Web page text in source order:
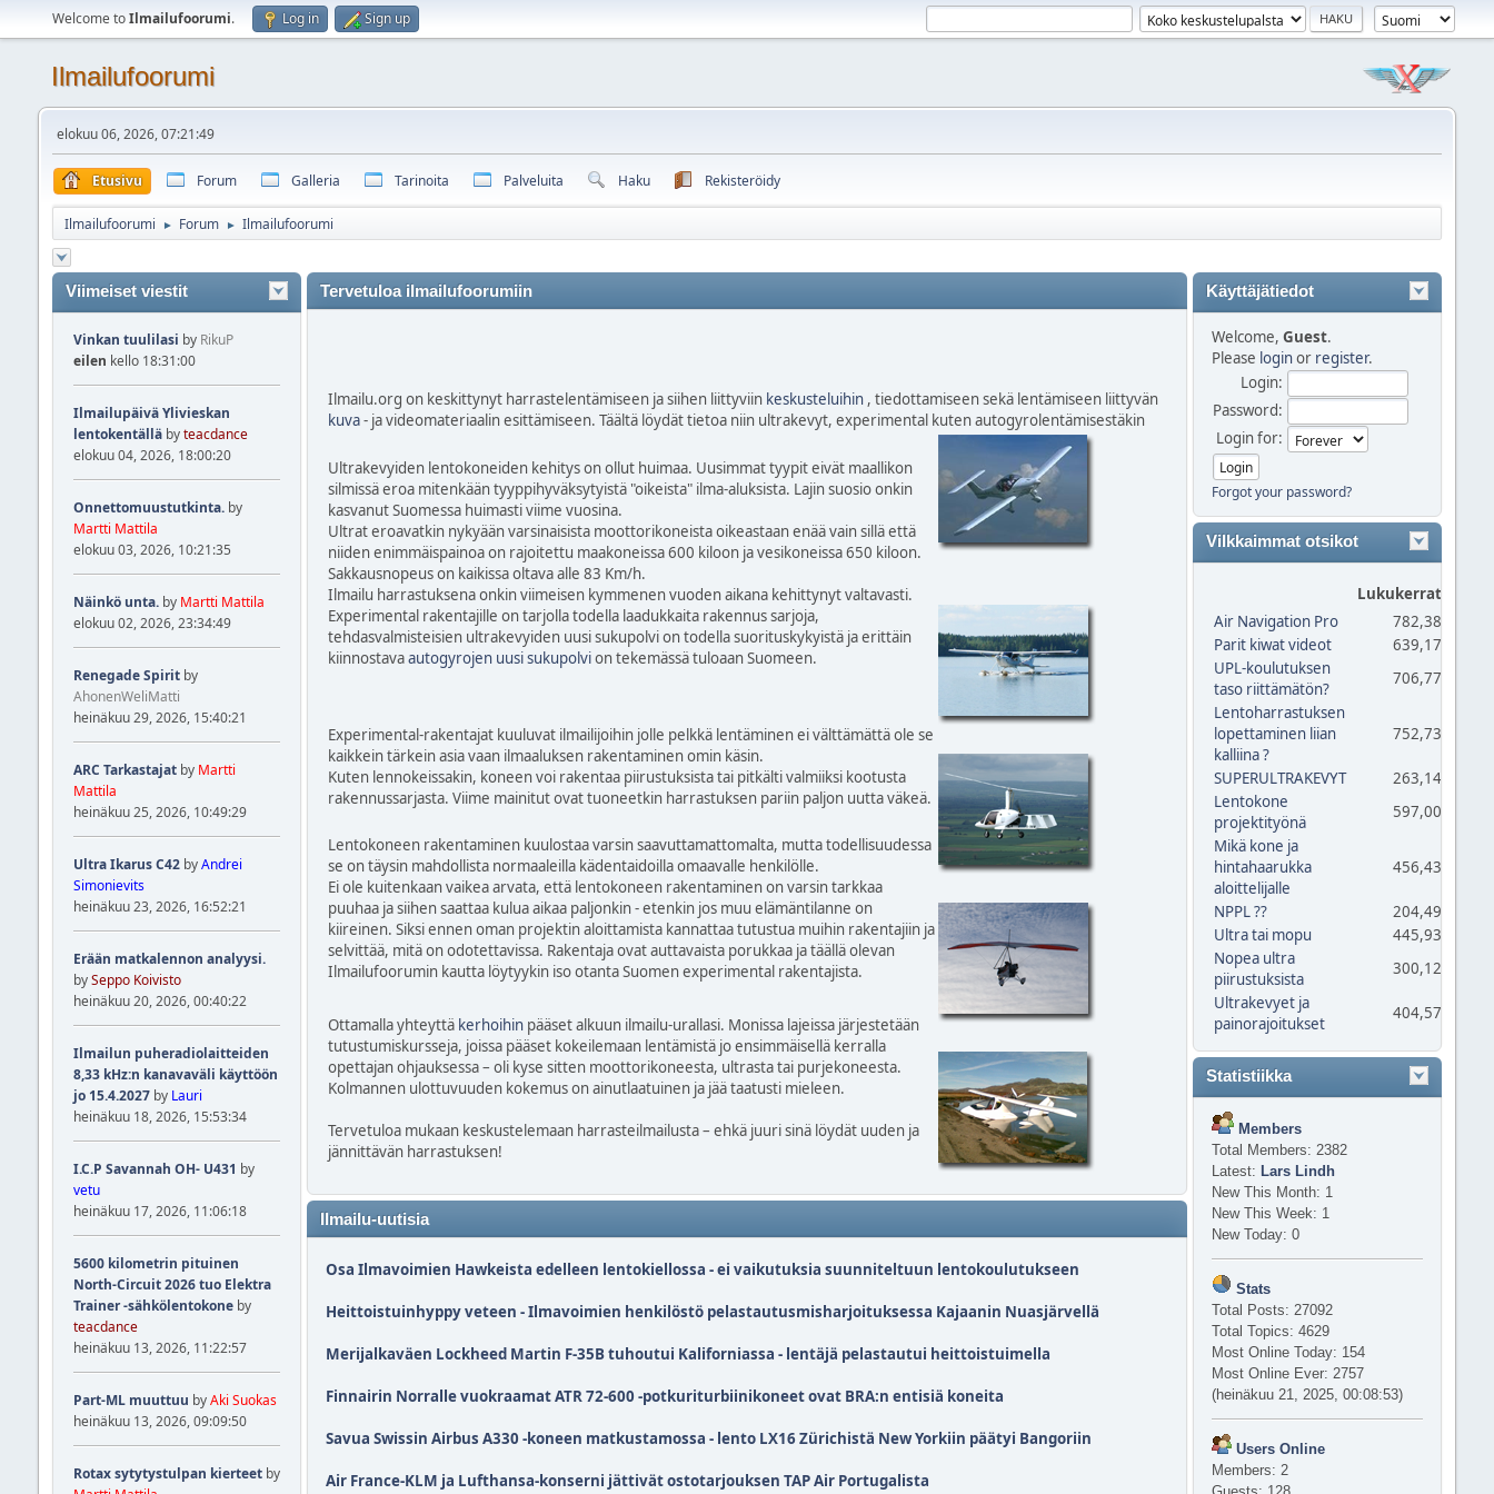
Welcome toIlmailufoorumi. Log in Sign up
Ilmailufoorumi
elokuu 06, 2026, 07:21:49
Etusivu Forum Galleria Tarinoita Palveluita Haku Rekisteröidy
Ilmailufoorumi ► Forum ► Ilmailufoorumi
Viimeiset viestit
Vinkan tuulilasi by RikuP
eilen kello 18:31:00
Ilmailupäivä Ylivieskan
lentokentälläbyteacdance
elokuu 04, 2026, 18:00:20
Onnettomuustutkinta.by
Martti Mattila
elokuu 03, 2026, 10:21:35
Näinkö unta.by Martti Mattila
elokuu 02, 2026, 23:34:49
Renegade Spiritby
AhonenWeliMatti
heinäkuu 29, 2026, 15:40:21
ARC Tarkastajatby Martti
Mattila
heinäkuu 25, 2026, 10:49:29
Ultra Ikarus C42byAndrei
Simonievits
heinäkuu 23, 2026, 16:52:21
Erään matkalennon analyysi.
bySeppo Koivisto
heinäkuu 20, 2026, 00:40:22
Ilmailun puheradiolaitteiden
8,33 kHz:n kanavaväli käyttöön
jo 15.4.2027by Lauri
heinäkuu 18, 2026, 15:53:34
I.C.P Savannah OH- U431 by
vetu
heinäkuu 17, 2026, 11:06:18
5600 kilometrin pituinen
North-Circuit 2026 tuo Elektra
Trainer -sähkölentokoneby
teacdance
heinäkuu 13, 2026, 11:22:57
Part-ML muuttuu byAki Suokas
heinäkuu 13, 2026, 09:09:50
Rotax sytytystulpan kierteetby
Tervetuloa ilmailufoorumiin
Ilmailu.org on keskittynyt harrastelentämiseen ja siihen liittyviin keskusteluihin, tiedottamiseen sekä lentämiseen liittyvän
kuva- ja videomateriaalin esittämiseen. Täältä löydät tietoa niin ultrakevyt, experimental kuten autogyrolentämisestäkin
Ultrakevyiden lentokoneiden kehitys on ollut huimaa. Uusimmat tyypit eivät maallikon
silmissä eroa mitenkään tyyppihyväksytyistä "oikeista" ilma-aluksista. Lajin suosio onkin
kasvanut Suomessa huimasti viime vuosina.
Ultrat eroavatkin nykyään varsinaisista moottorikoneista oikeastaan enää vain sillä että
niiden enimmäispainoa on rajoitettu maakoneissa 600 kiloon ja vesikoneissa 650 kiloon.
Sakkausnopeus on kaikissa oltava alle 83 Km/h.
Ilmailu harrastuksena onkin viimeisen kymmenen vuoden aikana kehittynyt valtavasti.
Experimental rakentajille on tarjolla todella laadukkaita rakennus sarjoja,
tehdasvalmisteisien ultrakevyiden uusi sukupolvi on todella suorituskykyistä ja erittäin
kiinnostavaautogyrojen uusi sukupolvion tekemässä tuloaan Suomeen.
Experimental-rakentajat kuuluvat ilmailijoihin jolle pelkkä lentäminen ei välttämättä ole se
kaikkein tärkein asia vaan ilmaaluksen rakentaminen omin käsin.
Kuten lennokeissakin, koneen voi rakentaa piirustuksista tai pitkälti valmiiksi kootusta
rakennussarjasta. Viime mainitut ovat tuoneetkin harrastuksen pariin paljon uutta väkeä.
Lentokoneen rakentaminen kuulostaa varsin saavuttamattomalta, mutta todellisuudessa
se on täysin mahdollista normaaleilla kädentaidoilla omaavalle henkilölle.
Ei ole kuitenkaan vaikea arvata, että lentokoneen rakentaminen on varsin tarkkaa
puuhaa ja siihen saattaa kulua aikaa paljonkin - etenkin jos muu elämäntilanne on
kiireinen. Siksi ennen oman projektin aloittamista kannattaa tutustua muihin rakentajiin ja
selvittää, mitä on odotettavissa. Rakentaja ovat auttavaista porukkaa ja täällä olevan
Ilmailufoorumin kautta löytyykin iso otanta Suomen experimental rakentajista.
Ottamalla yhteyttä kerhoihinpääset alkuun ilmailu-urallasi. Monissa lajeissa järjestetään
tutustumiskursseja, joissa pääset kokeilemaan lentämistä jo ensimmäisellä kerralla
opettajan ohjauksessa – oli kyse sitten moottorikoneesta, ultrasta tai purjekoneesta.
Kolmannen ulottuvuuden kokemus on ainutlaatuinen ja jää taatusti mieleen.
Tervetuloa mukaan keskustelemaan harrasteilmailusta – ehkä juuri sinä löydät uuden ja
jännittävän harrastuksen!
Ilmailu-uutisia
Osa Ilmavoimien Hawkeista edelleen lentokiellossa - ei vaikutuksia suunniteltuun lentokoulutukseen
Heittoistuinhyppy veteen - Ilmavoimien henkilöstö pelastautusmisharjoituksessa Kajaanin Nuasjärvellä
Merijalkaväen Lockheed Martin F-35B tuhoutui Kaliforniassa - lentäjä pelastautui heittoistuimella
Finnairin Norralle vuokraamat ATR 72-600 -potkuriturbiinikoneet ovat BRA:n entisiä koneita
Savua Swissin Airbus A330 -koneen matkustamossa - lento LX16 Zürichistä New Yorkiin päätyi Bangoriin
Air France-KLM ja Lufthansa-konserni jättivät ostotarjouksen TAP Air Portugalista
Käyttäjätiedot
Welcome,Guest.
Please loginor register.
Login:
Password:
Login for:
Forgot your password?
Vilkkaimmat otsikot
Lukukerrat
Air Navigation Pro
782,380
Parit kiwat videot
639,175
UPL-koulutuksen
taso riittämätön?
706,774
Lentoharrastuksen
lopettaminen liian
kalliina ?
752,736
SUPERULTRAKEVYT
263,141
Lentokone
projektityönä
597,002
Mikä kone ja
hintahaarukka
aloittelijalle
456,437
NPPL ??
204,493
Ultra tai mopu
445,937
Nopea ultra
piirustuksista
300,127
Ultrakevyet ja
painorajoitukset
404,577
Statistiikka
Members
Total Members: 2382
Latest: Lars Lindh
New This Month: 1
New This Week: 1
New Today: 0
Stats
Total Posts: 27092
Total Topics: 4629
Most Online Today: 154
Most Online Ever: 2757
(heinäkuu 21, 2025, 00:08:53)
Users Online
Members: 2